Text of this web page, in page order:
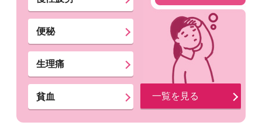
便秘
生理痛
貧血 一覧を見る